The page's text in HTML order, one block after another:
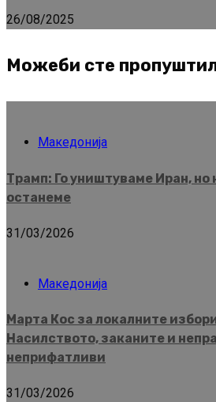
26/08/2025
Можеби сте
Македонија
Трамп: Го уништуваме Иран, но
останеме
31/03/2026
Македонија
Марта Кос за локалните
Насилството, заканите и
неприфатливи
31/03/2026